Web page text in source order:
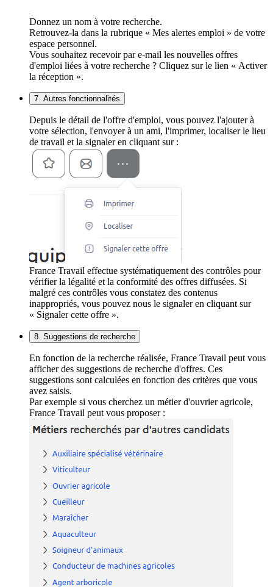
Donnez un nom à votre recherche.
Retrouvez-la dans la rubrique « Mes alertes emploi » de votre
espace personnel.
Vous souhaitez recevoir par e-mail les nouvelles offres
d'emploi liées à votre recherche ? Cliquez sur le lien « Activer
la réception ».
7. Autres fonctionnalités
Depuis le détail de l'offre d'emploi, vous pouvez l'ajouter à
votre sélection, l'envoyer à un ami, l'imprimer, localiser le lieu
de travail et la signaler en cliquant sur :
France Travail effectue systématiquement des contrôles pour
vérifier la légalité et la conformité des offres diffusées. Si
malgré ces contrôles vous constatez des contenus
inappropriés, vous pouvez nous le signaler en cliquant sur
« Signaler cette offre ».
8. Suggestions de recherche
En fonction de la recherche réalisée, France Travail peut vous
afficher des suggestions de recherche d'offres. Ces
suggestions sont calculées en fonction des critères que vous
avez saisis.
Par exemple si vous cherchez un métier d'ouvrier agricole,
France Travail peut vous proposer :